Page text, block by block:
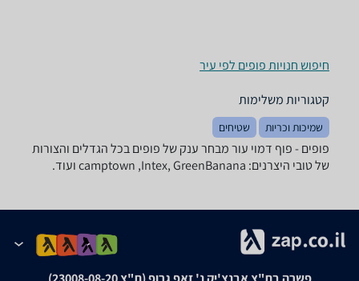
חיפוש חנויות פופים לפי עיר
קטגוריות משלימות
שמיכות וכריות שטיחים
פופים - ‏פוף ‏דמוי עור מבחר ענק של פופים בכל הגדלים והצורות
של טובי היצרנים: camptown ,Intex, GreenBanana ועוד.